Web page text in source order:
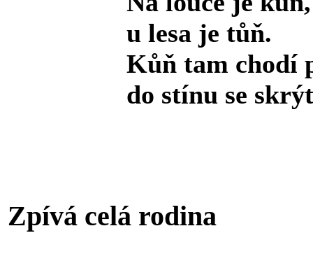
u lesa je tůň.
Kůň tam chodí
do stínu se
Zpívá celá rodina